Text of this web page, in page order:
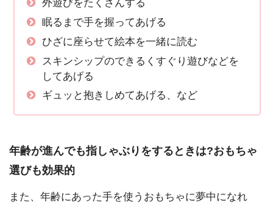
外遊びをたくさんする
眠るまで手を握ってあげる
ひざに座らせて絵本を一緒に読む
スキンシップのできるくすぐり遊びなどを
してあげる
ギュッと抱きしめてあげる、など
年齢が進んでも指しゃぶりをするときは?おもちゃ
選びも効果的
また、年齢にあった手を使うおもちゃに夢中になれ